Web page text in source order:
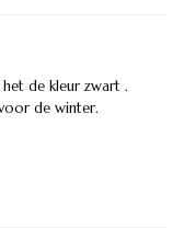
de kleur zwart .
de winter.